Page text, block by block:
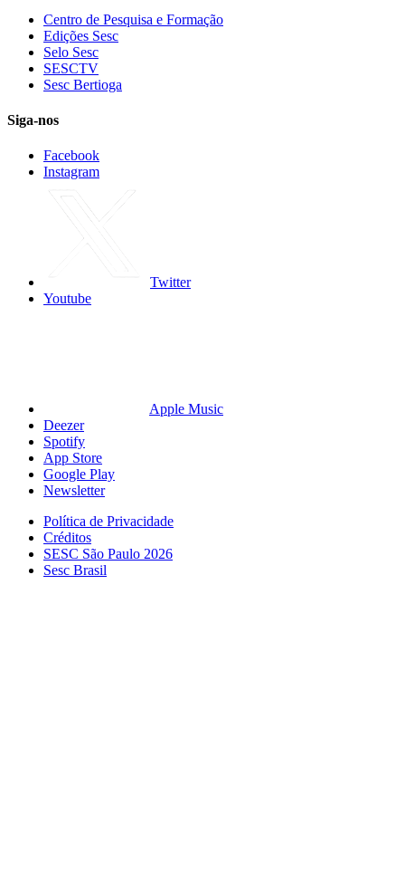
Centro de Pesquisa e Formação
Edições Sesc
Selo Sesc
SESCTV
Sesc Bertioga
Siga-nos
Facebook
Instagram
Twitter
Youtube
Apple Music
Deezer
Spotify
App Store
Google Play
Newsletter
Política de Privacidade
Créditos
SESC São Paulo 2026
Sesc Brasil